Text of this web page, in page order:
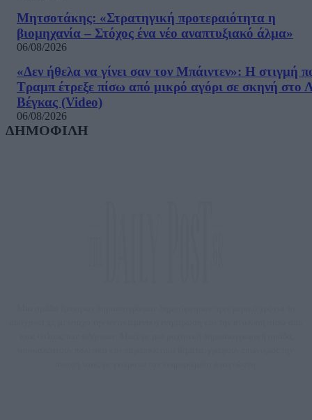
Μητσοτάκης: «Στρατηγική προτεραιότητα η
βιομηχανία – Στόχος ένα νέο αναπτυξιακό άλμα»
06/08/2026
«Δεν ήθελα να γίνει σαν τον Μπάιντεν»: Η στιγμή
Τραμπ έτρεξε πίσω από μικρό αγόρι σε σκηνή στο
Βέγκας (Video)
06/08/2026
ΔΗΜΟΦΙΛΗ